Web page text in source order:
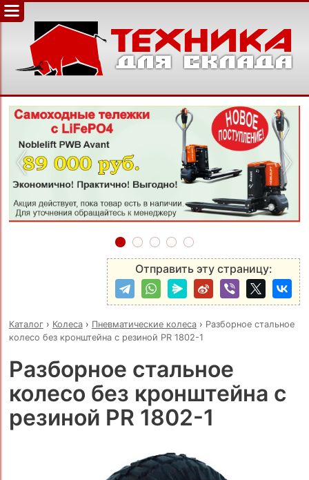
‹ ›
Отправить эту страницу:
Каталог› Колеса› Пневматические колеса› Разборное стальное
колесо без кронштейна с резиной PR 1802-1
Разборное стальное
колесо без кронштейна с
резиной PR 1802-1